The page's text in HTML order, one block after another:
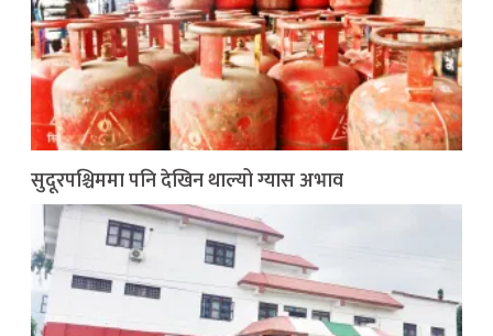
सुदूरपश्चिममा पनि देखिन थाल्यो ग्यास अभाव